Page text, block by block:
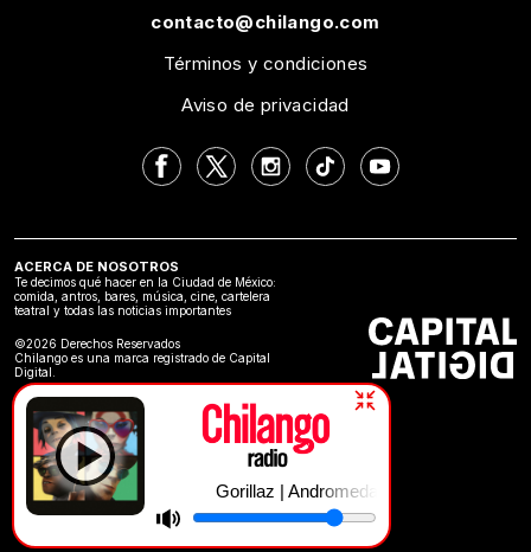
Gorillaz | Andromeda (feat. DRAM)
contacto@chilango.com
Términos y condiciones
Aviso de privacidad
ACERCA DE NOSOTROS
Te decimos qué hacer en la Ciudad de México:
comida, antros, bares, música, cine, cartelera
teatral y todas las noticias importantes
©2026 Derechos Reservados
Chilango es una marca registrado de Capital
Digital.